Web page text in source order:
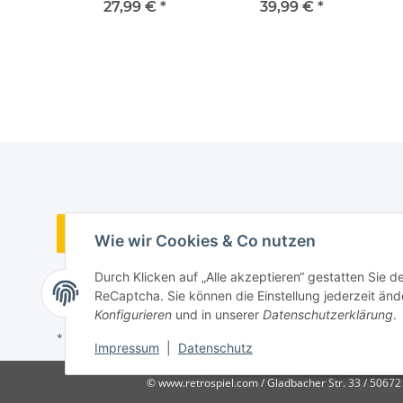
Wie wir Cookies & Co nutzen
Durch Klicken auf „Alle akzeptieren“ gestatten Sie
ReCaptcha. Sie können die Einstellung jederzeit
Konfigurieren und in unserer Datenschutzerklärung.
Impressum Datenschutz
- Atari 2600
27,99 € *
- Atari 2600
39,99 € *
Vertrag widerrufen
* Alle Preise inkl. gesetzlicher USt., zzgl.
© www.retrospiel.com / Gladbacher Str. 33 /